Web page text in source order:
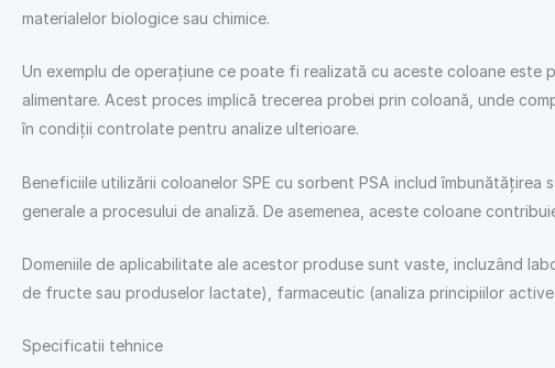
materialelor biologice sau chimice.
Un exemplu de operațiune ce poate fi realizată cu aceste coloane
alimentare. Acest proces implică trecerea probei prin coloană, unde
în condiții controlate pentru analize ulterioare.
Beneficiile utilizării coloanelor SPE cu sorbent PSA includ
generale a procesului de analiză. De asemenea, aceste coloane
Domeniile de aplicabilitate ale acestor produse sunt vaste, incluzând
de fructe sau produselor lactate), farmaceutic (analiza principiilor
Specificatii tehnice